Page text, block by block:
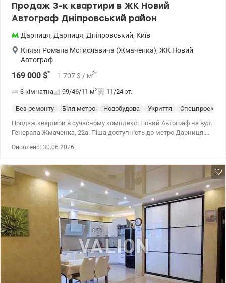
Продаж 3-к квартири в ЖК Новий
Автограф Дніпровський район
Дарниця, Дарниця, Дніпровський, Київ
Князя Романа Мстиславича (Жмаченка), ЖК Новий
Автограф
169 000 $* 1 707 $ / м2*
3 кімнатна 99/46/11 м2 11/24 эт.
Без ремонту Біля метро Новобудова Укриття Спецпроект
Продаж квартири в сучасному комплексі Новий Автограф на вул.
Генерала Жмаченка, 22а. Піша доступність до метро Дарниця.
територію комплексу, сосни та перший будинок. Будинок
побудований з цегли, монолітно-каркасна технологія.
Використані нові архітектурні ідеї, працювали найкращі
дизайнери. Прибудинкова територія знаходиться між двома
будинками та над паркінгом комплексу, що є максимально
функціональним та одночасно сучасним рішенням. 044 200 10
80 Valion.ua/1105182
Оновлено: 30.06.2026